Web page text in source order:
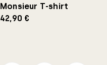
Monsieur T-shirt
42,90 €